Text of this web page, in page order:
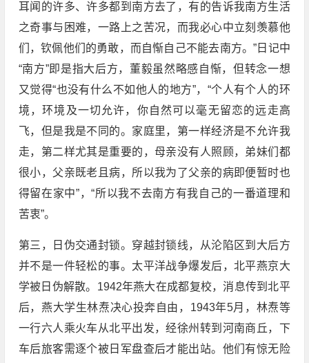
耳闻的许多、许多都到南方去了，有的告诉我南方生活
之奇事与困难，一路上之苦况，而我必心中立刻羡慕他
们，钦佩他们的勇敢，而自惭自己不能去南方。”日记中
“南方”即是指大后方，董毅虽然略感自惭，但转念一想
又觉得“也没有什么不如他人的地方”，“个人有个人的环
境，环境及一切允许，你自然可以毫无留恋的远走高
飞，但是我是不同的。家庭里，第一样经济是不允许我
走，第二样尤其是重要的，母亲没有人照顾，弟妹们都
很小，父亲既老且病，所以我为了父亲的病即便暂时也
得留在家中”，“所以我不去南方有我自己的一番道理和
苦衷”。
第三，日伪交通封锁。穿越封锁线，从沦陷区到大后方
并不是一件轻松的事。太平洋战争爆发后，北平燕京大
学被日伪解散。1942年燕大在成都复校，消息传到北平
后，燕大学生林焘决心投奔自由，1943年5月，林焘等
一行六人乘火车从北平出发，经徐州转到河南商丘，下
车后旅客需逐个被日军盘查后才能出站。他们有惊无险